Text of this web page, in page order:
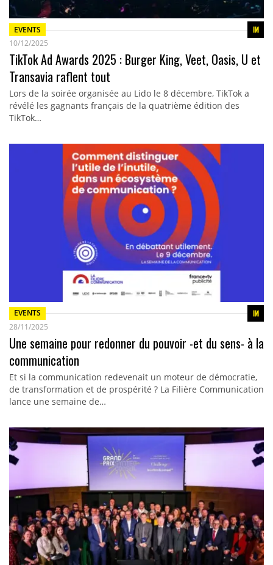
EVENTS
10/12/2025
TikTok Ad Awards 2025 : Burger King, Veet, Oasis, U et
Transavia raflent tout
Lors de la soirée organisée au Lido le 8 décembre, TikTok a
révélé les gagnants français de la quatrième édition des
TikTok…
EVENTS
28/11/2025
Une semaine pour redonner du pouvoir -et du sens- à la
communication
Et si la communication redevenait un moteur de démocratie,
de transformation et de prospérité ? La Filière Communication
lance une semaine de…